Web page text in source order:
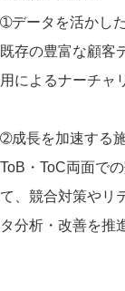
➀データを活かし
既存の豊富な顧客
用によるナーチャ
➁成長を加速する
ToB・ToC両面で
て、競合対策やリ
タ分析・改善を推